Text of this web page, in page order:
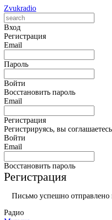
Zvukradio
Вход
Регистрация
Email
Пароль
Войти
Восстановить пароль
Email
Регистрация
Регистрируясь, вы
Войти
Email
Восстановить пароль
Регистрация
Письмо успешно отправлено
Радио